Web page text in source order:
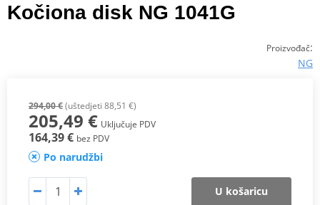
Kočiona disk NG 1041G
Proizvođač:
NG
294,00 €(uštedjeti 88,51 €)
205,49 € Uključuje PDV
164,39 € bez PDV
Po narudžbi
U košaricu